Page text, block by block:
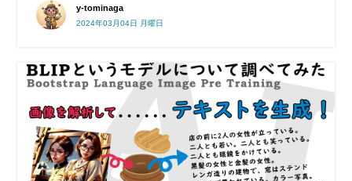
y-tominaga
2024年03月04日 月曜日